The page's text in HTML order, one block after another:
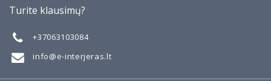
Mano darbai
Taisyklės
Turite klausimų?
+37063103084
info@e-interjeras.lt